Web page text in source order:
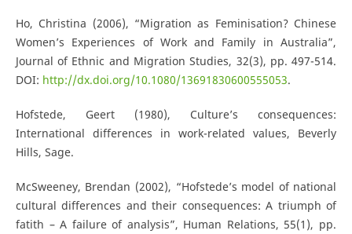
Ho, Christina (2006), “Migration as Feminisation? Chinese
Women’s Experiences of Work and Family in Australia”,
Journal of Ethnic and Migration Studies, 32(3), pp. 497-514.
DOI: http://dx.doi.org/10.1080/13691830600555053.
Hofstede, Geert (1980), Culture’s consequences:
International differences in work-related values, Beverly
Hills, Sage.
McSweeney, Brendan (2002), “Hofstede’s model of national
cultural differences and their consequences: A triumph of
fatith – A failure of analysis”, Human Relations, 55(1), pp.